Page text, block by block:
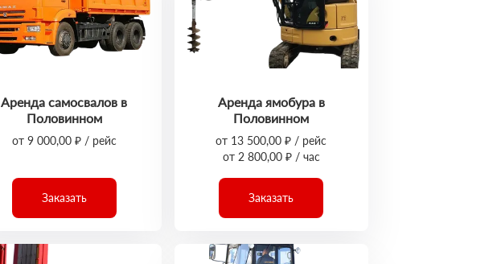
Аренда самосвалов в
Половинном
от 9 000,00 ₽ / рейс
Заказать
Аренда ямобура в
Половинном
от 13 500,00 ₽ / рейс
от 2 800,00 ₽ / час
Заказать